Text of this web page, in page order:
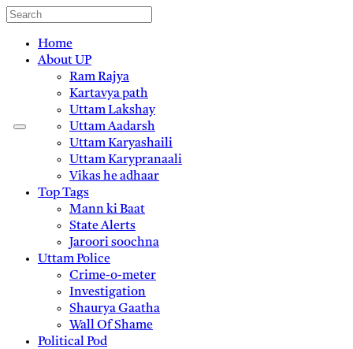
Home
About UP
Ram Rajya
Kartavya path
Uttam Lakshay
Uttam Aadarsh
Uttam Karyashaili
Uttam Karypranaali
Vikas he adhaar
Top Tags
Mann ki Baat
State Alerts
Jaroori soochna
Uttam Police
Crime-o-meter
Investigation
Shaurya Gaatha
Wall Of Shame
Political Pod